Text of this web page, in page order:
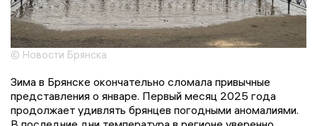
© Новости Брянска
Зима в Брянске окончательно сломала привычные
представления о январе. Первый месяц 2025 года
продолжает удивлять брянцев погодными аномалиями.